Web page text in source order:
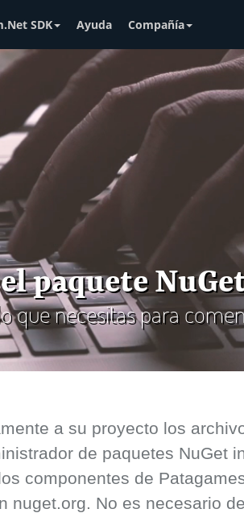
SDK Ayuda Compañía
paquete
que necesitas para
a su proyecto los
de paquetes NuGet
componentes de
nuget.org. No es necesario